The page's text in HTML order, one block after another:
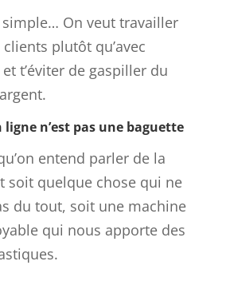
simple… On veut travailler
plutôt qu’avec
t’éviter de gaspiller du
n’est pas une baguette
entend parler de la
soit quelque chose qui ne
du tout, soit une machine
qui nous apporte des